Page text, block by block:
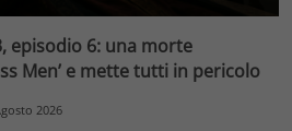
episodio 6: una morte
Men’ e mette tutti in pericolo
2026